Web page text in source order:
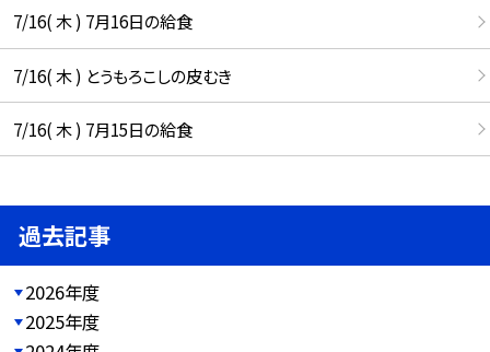
7/16( 木 ) 7月16日の給食
7/16( 木 ) とうもろこしの皮むき
7/16( 木 ) 7月15日の給食
過去記事
2026年度
2025年度